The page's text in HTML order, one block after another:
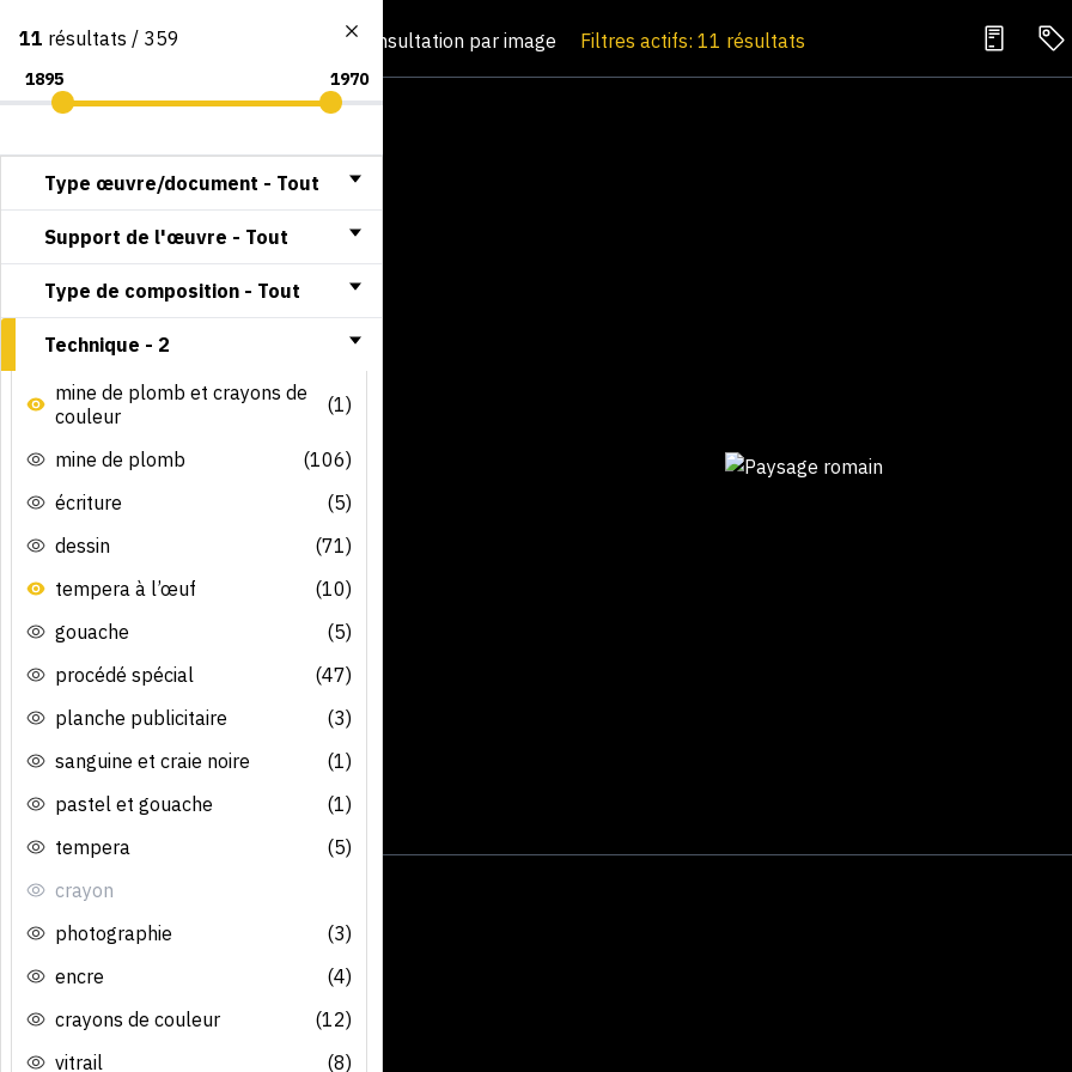
Consultation par image Filtres actifs: 11 résultats
11 résultats / 359
Type œuvre/document - Tout
Support de l'œuvre - Tout
Type de composition - Tout
Technique - 2
mine de plomb et crayons de
couleur
(1)
mine de plomb
(106)
écriture
(5)
dessin
(71)
tempera à l’œuf
(10)
gouache
(5)
procédé spécial
(47)
planche publicitaire
(3)
sanguine et craie noire
(1)
pastel et gouache
(1)
tempera
(5)
crayon
photographie
(3)
encre
(4)
crayons de couleur
(12)
vitrail
(8)